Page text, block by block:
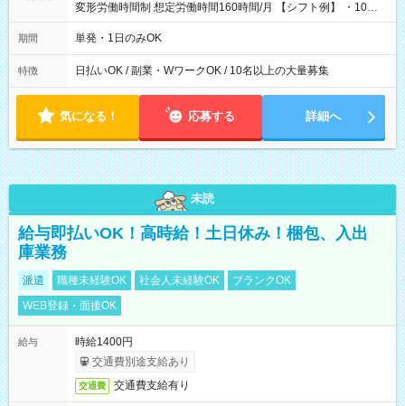
変形労働時間制 想定労働時間160時間/月 【シフト例】 ・10：
00～20：00
期間 単発・1日のみOK
特徴 日払いOK / 副業・WワークOK / 10名以上の大量募集
気になる！ 応募する 詳細へ
未読
給与即払いOK！高時給！土日休み！梱包、入出
庫業務
派遣 職種未経験OK 社会人未経験OK
ブランクOK
WEB登録・面接OK
給与
時給1400円
交通費別途支給あり
交通費 交通費支給有り